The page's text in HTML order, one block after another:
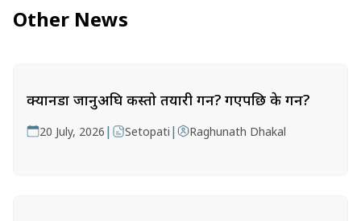
Other News
क्यानडा जानुअघि कस्तो तयारी गर्ने? गएपछि के गर्ने?
20 July, 2026 | Setopati | Raghunath Dhakal